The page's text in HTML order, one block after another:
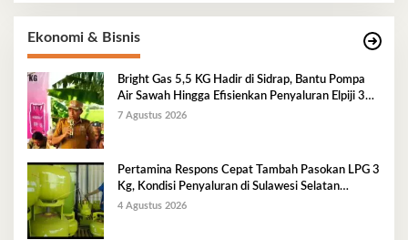
Ekonomi & Bisnis
Bright Gas 5,5 KG Hadir di Sidrap, Bantu Pompa
Air Sawah Hingga Efisienkan Penyaluran Elpiji 3
Kg
7 Agustus 2026
Pertamina Respons Cepat Tambah Pasokan LPG 3
Kg, Kondisi Penyaluran di Sulawesi Selatan
Berlangsung Kondusif
4 Agustus 2026